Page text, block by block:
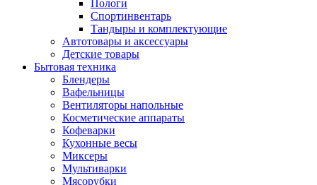
Пологи
Спортинвентарь
Тандыры и комплектующие
Автотовары и аксессуары
Детские товары
Бытовая техника
Блендеры
Вафельницы
Вентиляторы напольные
Косметические аппараты
Кофеварки
Кухонные весы
Миксеры
Мультиварки
Мясорубки